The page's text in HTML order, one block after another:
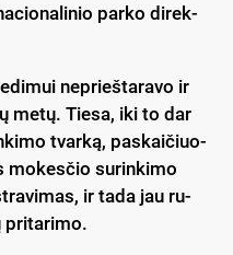
par­ko di­rek­
ne­prieš­ta­ra­vo ir
me­tų. Tie­sa, iki to dar
tvar­ką, pa­skai­čiuo­
mo­kes­čio su­rin­ki­mo
ir ta­da jau ru­
pri­ta­ri­mo.